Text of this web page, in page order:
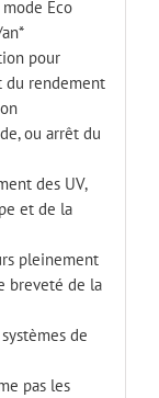
Eco
pour
du rendement
ou arrêt du
des UV,
et de la
pleinement
breveté de la
de
pas les